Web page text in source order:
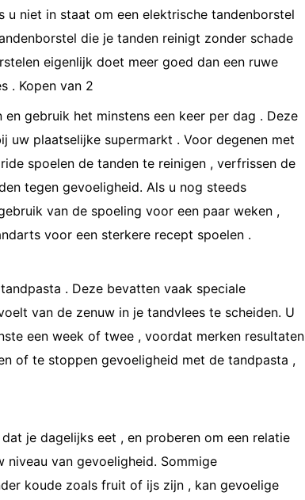
u niet in staat om een ​​elektrische tandenborstel
die je tanden reinigt zonder schade
eigenlijk doet meer goed dan een ruwe
. Kopen van 2
gebruik het minstens een keer per dag . Deze
uw plaatselijke supermarkt . Voor degenen met
spoelen de tanden te reinigen , verfrissen de
tegen gevoeligheid. Als u nog steeds
van de spoeling voor een paar weken ,
voor een sterkere recept spoelen .
. Deze bevatten vaak speciale
van de zenuw in je tandvlees te scheiden. U
een week of twee , voordat merken resultaten
of te stoppen gevoeligheid met de tandpasta ,
je dagelijks eet , en proberen om een relatie
van gevoeligheid. Sommige
koude zoals fruit of ijs zijn , kan gevoelige